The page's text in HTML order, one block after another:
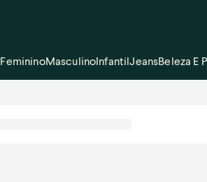
FemininoMasculinoInfantilJeansBeleza E